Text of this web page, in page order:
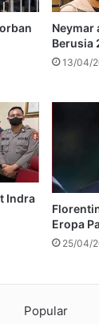
Neymar
Berusia
13/04/
Indra
Eropa
25/04/
Popular